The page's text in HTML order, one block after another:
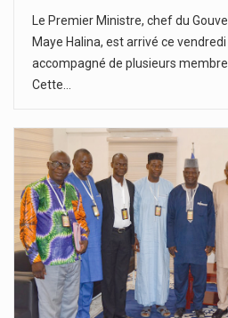
Le Premier Ministre, chef du
Maye Halina, est arrivé ce
accompagné de plusieurs
Cette…